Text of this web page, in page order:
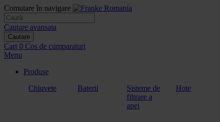
Comutare în navigare
Cautare avansata
Cautare
Cart 0 Cos de cumparaturi
Menu
Produse
Chiuvete
Baterii
Sisteme de
filtrare a
apei
Hote